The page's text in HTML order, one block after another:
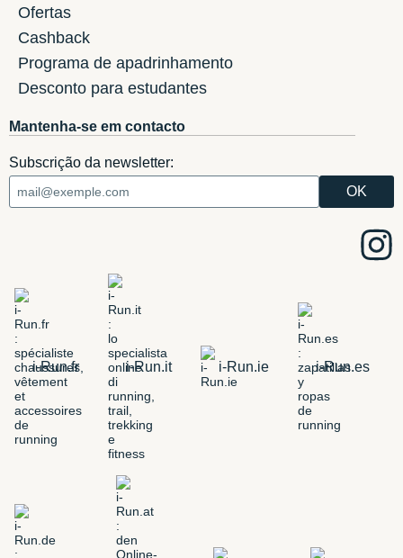
Ofertas
Cashback
Programa de apadrinhamento
Desconto para estudantes
Mantenha-se em contacto
Subscrição da newsletter:
i-Run.fr i-Run.it i-Run.ie i-Run.es